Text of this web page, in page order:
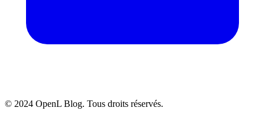
© 2024 OpenL Blog. Tous droits réservés.